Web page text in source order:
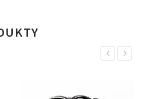
Previous
Next